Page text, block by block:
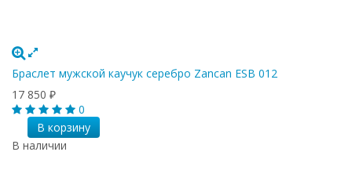
Браслет мужской каучук серебро Zancan ESB 012
17 850 ₽
0
В корзину
В наличии